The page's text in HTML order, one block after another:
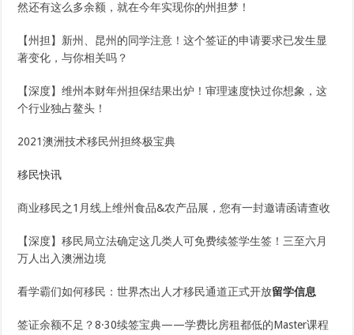
然还有这么多余额，就在今年实现你的州担梦！
【州担】新州、昆州的同学注意！这个签证的申请要求已发生显
著变化，与你相关吗？
【深度】维州本财年州担保结果出炉！审理速度快过你想象，这
个行业独占鳌头！
2021澳洲技术移民州担终极宝典
移民快讯
商业移民之1月线上维州食品&农产品展，您有一封邀请函请查收
【深度】移民局立法确定这几类人可免费续签学生签！三至六月
万人出入澳洲边境
看学霸们如何移民：世界杰出人才移民通道正式开放留学信息
签证余额不足？8·30续签宝典——学费比房租都低的Master课程